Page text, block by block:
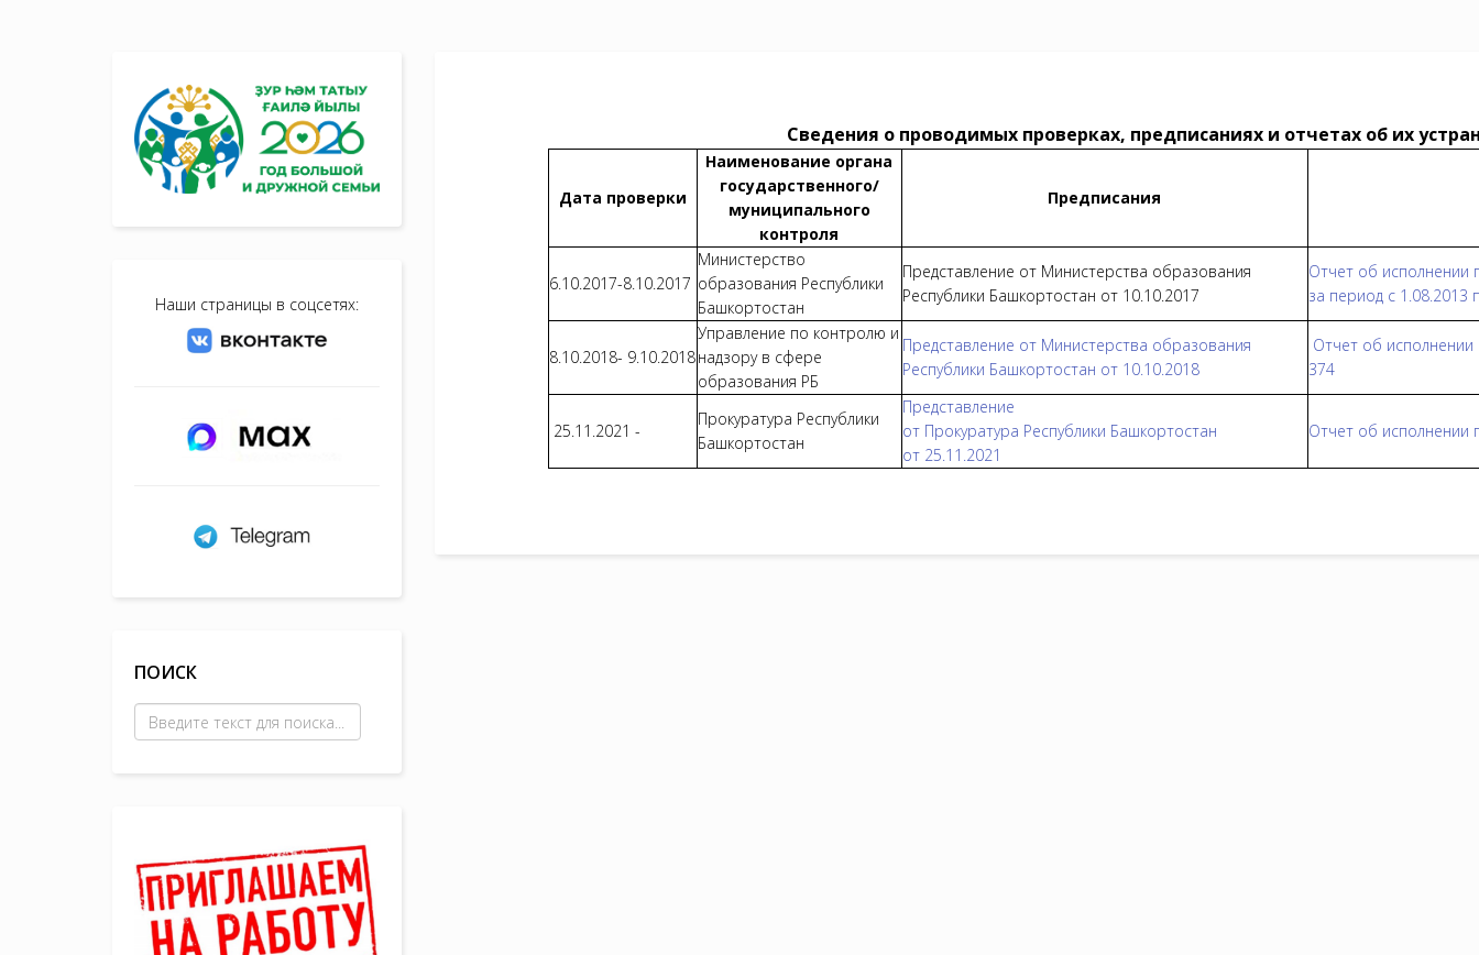
Наши страницы в соцсетях:
ПОИСК
Сведения о проводимых проверках, предписаниях и отчетах об их
Дата проверки
Наименование органа
государственного/
муниципального
контроля
Предписания
6.10.2017-8.10.2017
Министерство
образования Республики
Башкортостан
Представление от Министерства образования
Республики Башкортостан от 10.10.2017
Отчет об исполнении
за период с 1.08.2013
8.10.2018- 9.10.2018
Управление по контролю и
надзору в сфере
образования РБ
Представление от Министерства образования
Республики Башкортостан от 10.10.2018
Отчет об
374
25.11.2021 -
Прокуратура Республики
Башкортостан
Представление
от Прокуратура Республики Башкортостан
от 25.11.2021
Отчет об исполнении